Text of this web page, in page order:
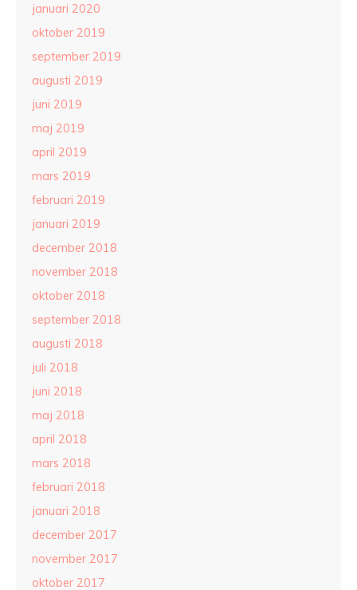
januari 2020
oktober 2019
september 2019
augusti 2019
juni 2019
maj 2019
april 2019
mars 2019
februari 2019
januari 2019
december 2018
november 2018
oktober 2018
september 2018
augusti 2018
juli 2018
juni 2018
maj 2018
april 2018
mars 2018
februari 2018
januari 2018
december 2017
november 2017
oktober 2017